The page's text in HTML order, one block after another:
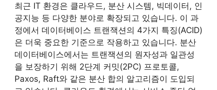
최근 IT 환경은 클라우드, 분산 시스템, 빅데이터, 인
공지능 등 다양한 분야로 확장되고 있습니다. 이 과
정에서 데이터베이스 트랜잭션의 4가지 특징(ACID)
은 더욱 중요한 기준으로 작용하고 있습니다. 분산
데이터베이스에서는 트랜잭션의 원자성과 일관성
을 보장하기 위해 2단계 커밋(2PC) 프로토콜,
Paxos, Raft와 같은 분산 합의 알고리즘이 도입되